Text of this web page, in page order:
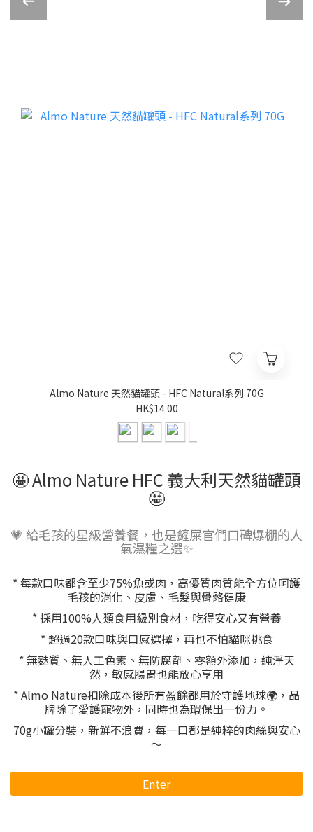
Almo Nature 天然貓罐頭 - HFC Natural系列 70G
HK$14.00
🤩 Almo Nature HFC 義大利天然貓罐頭
🤩
💗 給毛孩的星級營養餐，也是鏟屎官們口碑爆棚的人
氣濕糧之選✨
* 每款口味都含至少75%魚或肉，高優質肉質能全方位呵護
毛孩的消化、皮膚、毛髮與骨骼健康
* 採用100%人類食用級別食材，吃得安心又有營養
* 超過20款口味與口感選擇，再也不怕貓咪挑食
* 無麩質、無人工色素、無防腐劑、零額外添加，純淨天
然，敏感腸胃也能放心享用
* Almo Nature扣除成本後所有盈餘都用於守護地球🌍，品
牌除了愛護寵物外，同時也為環保出一份力。
70g小罐分裝，新鮮不浪費，每一口都是純粹的肉絲與安心
～
Enter